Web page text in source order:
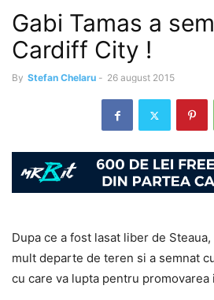
Gabi Tamas a
Cardiff City !
By Stefan Chelaru - 26 august 2015
Dupa ce a fost lasat liber de
mult departe de teren si a semnat
cu care va lupta pentru promovarea